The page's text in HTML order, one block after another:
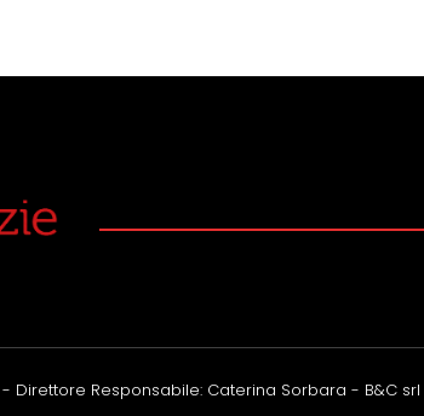
Responsabile: Caterina Sorbara - B&C srl -